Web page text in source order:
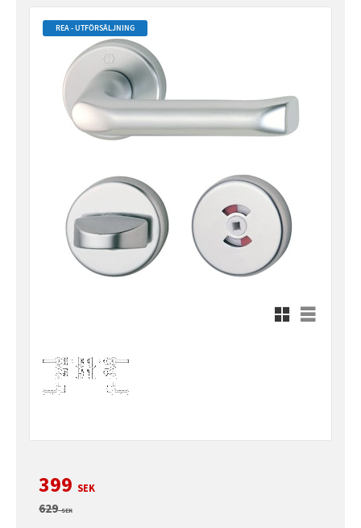
REA - UTFÖRSÄLJNING
Rutnätsvy
Listvy
Nedsatt pris:
399 SEK
Ordinarie pris:
629SEK